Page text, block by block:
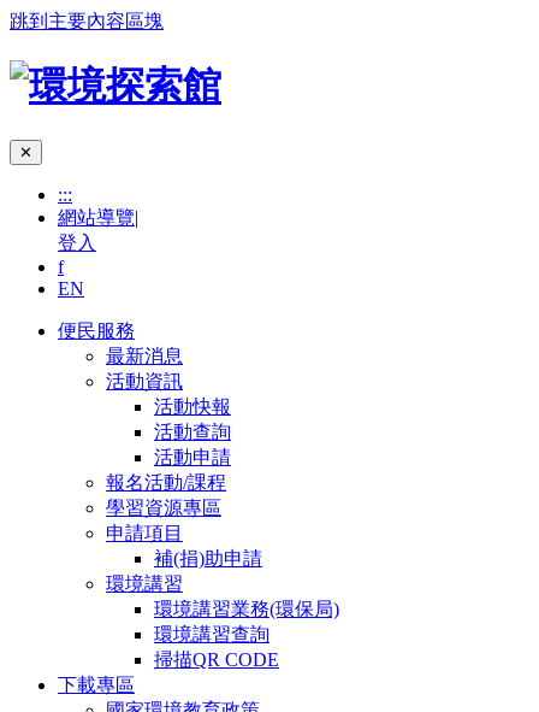
跳到主要內容區塊
✕
:::
網站導覽|
登入
f
EN
便民服務
最新消息
活動資訊
活動快報
活動查詢
活動申請
報名活動/課程
學習資源專區
申請項目
補(捐)助申請
環境講習
環境講習業務(環保局)
環境講習查詢
掃描QR CODE
下載專區